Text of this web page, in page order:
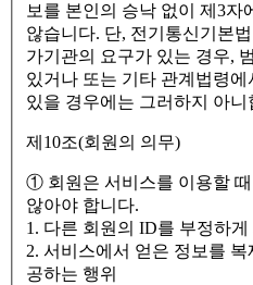
보를 본인의 승낙 없이 제3자
않습니다. 단, 전기통신기본
가기관의 요구가 있는 경우,
있거나 또는 기타 관계법령에
있을 경우에는 그러하지 아니
제10조(회원의 의무)
① 회원은 서비스를 이용할 때
않아야 합니다.
1. 다른 회원의 ID를 부정하게
2. 서비스에서 얻은 정보를 복
공하는 행위